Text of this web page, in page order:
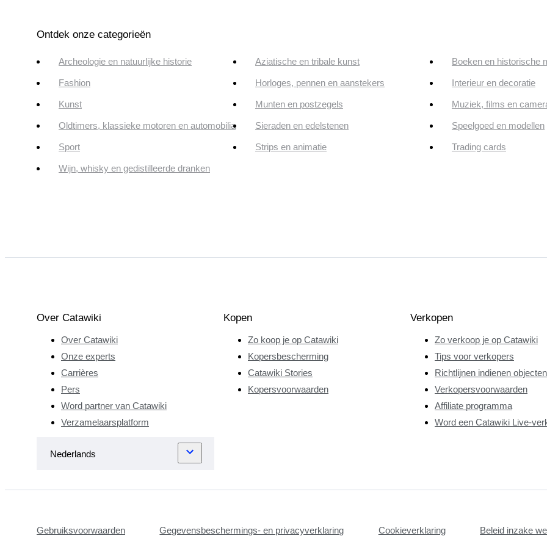
Ontdek onze categorieën
Archeologie en natuurlijke historie Aziatische en tribale kunst Boeken en historische
Fashion Horloges, pennen en aanstekers Interieur en decoratie
Kunst Munten en postzegels Muziek, films en
Oldtimers, klassieke motoren en automobilia Sieraden en edelstenen Speelgoed en modellen
Sport Strips en animatie Trading cards
Wijn, whisky en gedistilleerde dranken
Over Catawiki
Over Catawiki
Onze experts
Carrières
Pers
Word partner van Catawiki
Verzamelaarsplatform
Kopen
Zo koop je op Catawiki
Kopersbescherming
Catawiki Stories
Kopersvoorwaarden
Verkopen
Zo verkoop je op Catawiki
Tips voor verkopers
Richtlijnen indienen objecten
Verkopersvoorwaarden
Affiliate programma
Word een Catawiki Live-
Gebruiksvoorwaarden Gegevensbeschermings- en privacyverklaring Cookieverklaring Beleid inzake